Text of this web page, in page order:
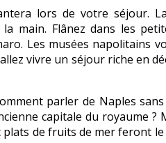
lors de votre séjour.
main. Flânez dans les
Les musées napolitains
vivre un séjour riche en
parler de Naples
capitale du royaume ?
de fruits de mer feront